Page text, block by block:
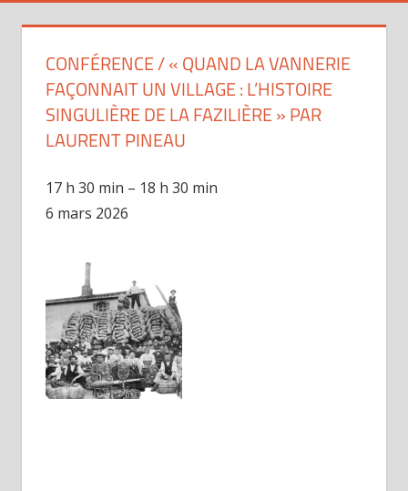
CONFÉRENCE / « QUAND LA VANNERIE
FAÇONNAIT UN VILLAGE : L’HISTOIRE
SINGULIÈRE DE LA FAZILIÈRE » PAR
LAURENT PINEAU
conférence
/
Quand
vannerie
façonnait
un
village
17 h 30 min – 18 h 30 min
6 mars 2026